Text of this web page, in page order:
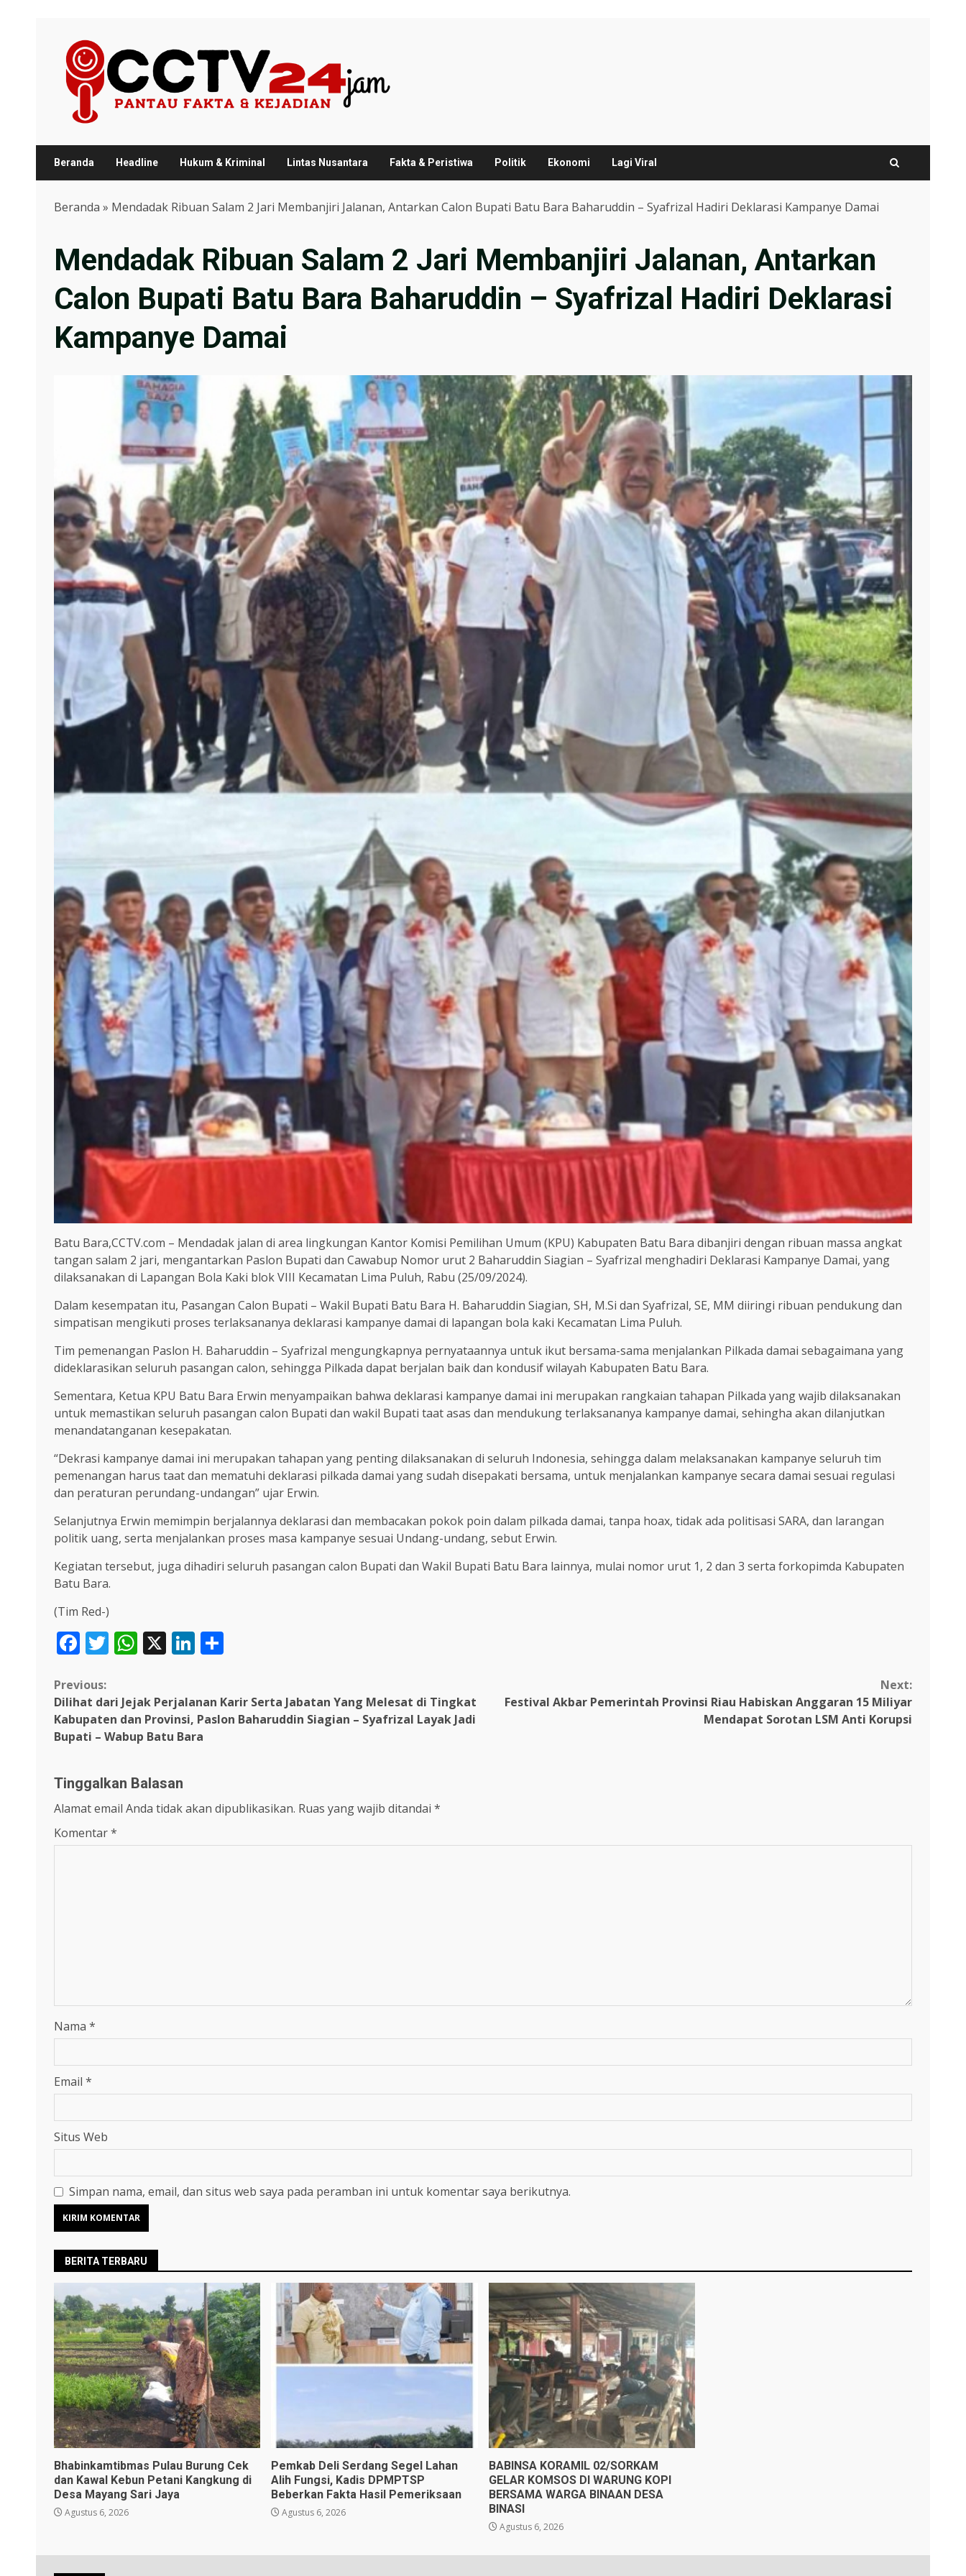
content
Beranda Headline Hukum & Kriminal Lintas Nusantara Fakta & Peristiwa Politik Ekonomi Lagi Viral
Beranda » Mendadak Ribuan Salam 2 Jari Membanjiri Jalanan, Antarkan Calon Bupati Batu Bara Baharuddin – Syafrizal Hadiri Deklarasi Kampanye Damai
Mendadak Ribuan Salam 2 Jari Membanjiri Jalanan, Antarkan
Calon Bupati Batu Bara Baharuddin – Syafrizal Hadiri Deklarasi
Kampanye Damai
Batu Bara,CCTV.com – Mendadak jalan di area lingkungan Kantor Komisi Pemilihan Umum (KPU) Kabupaten Batu Bara dibanjiri dengan ribuan massa angkat
tangan salam 2 jari, mengantarkan Paslon Bupati dan Cawabup Nomor urut 2 Baharuddin Siagian – Syafrizal menghadiri Deklarasi Kampanye Damai, yang
dilaksanakan di Lapangan Bola Kaki blok VIII Kecamatan Lima Puluh, Rabu (25/09/2024).
Dalam kesempatan itu, Pasangan Calon Bupati – Wakil Bupati Batu Bara H. Baharuddin Siagian, SH, M.Si dan Syafrizal, SE, MM diiringi ribuan pendukung dan
simpatisan mengikuti proses terlaksananya deklarasi kampanye damai di lapangan bola kaki Kecamatan Lima Puluh.
Tim pemenangan Paslon H. Baharuddin – Syafrizal mengungkapnya pernyataannya untuk ikut bersama-sama menjalankan Pilkada damai sebagaimana yang
dideklarasikan seluruh pasangan calon, sehingga Pilkada dapat berjalan baik dan kondusif wilayah Kabupaten Batu Bara.
Sementara, Ketua KPU Batu Bara Erwin menyampaikan bahwa deklarasi kampanye damai ini merupakan rangkaian tahapan Pilkada yang wajib dilaksanakan
untuk memastikan seluruh pasangan calon Bupati dan wakil Bupati taat asas dan mendukung terlaksananya kampanye damai, sehingha akan dilanjutkan
menandatanganan kesepakatan.
“Dekrasi kampanye damai ini merupakan tahapan yang penting dilaksanakan di seluruh Indonesia, sehingga dalam melaksanakan kampanye seluruh tim
pemenangan harus taat dan mematuhi deklarasi pilkada damai yang sudah disepakati bersama, untuk menjalankan kampanye secara damai sesuai regulasi
dan peraturan perundang-undangan” ujar Erwin.
Selanjutnya Erwin memimpin berjalannya deklarasi dan membacakan pokok poin dalam pilkada damai, tanpa hoax, tidak ada politisasi SARA, dan larangan
politik uang, serta menjalankan proses masa kampanye sesuai Undang-undang, sebut Erwin.
Kegiatan tersebut, juga dihadiri seluruh pasangan calon Bupati dan Wakil Bupati Batu Bara lainnya, mulai nomor urut 1, 2 dan 3 serta forkopimda Kabupaten
Batu Bara.
(Tim Red-)
Facebook
Twitter
WhatsApp
X LinkedIn
Continue
Reading
Previous:
Dilihat dari Jejak Perjalanan Karir Serta Jabatan Yang Melesat di Tingkat
Kabupaten dan Provinsi, Paslon Baharuddin Siagian – Syafrizal Layak Jadi
Bupati – Wabup Batu Bara
Next:
Festival Akbar Pemerintah Provinsi Riau Habiskan Anggaran 15 Miliyar
Mendapat Sorotan LSM Anti Korupsi
Tinggalkan Balasan
Alamat email Anda tidak akan dipublikasikan. Ruas yang wajib ditandai *
Komentar*
Nama *
Email *
Situs Web
Simpan nama, email, dan situs web saya pada peramban ini untuk komentar saya berikutnya.
BERITA TERBARU
Bhabinkamtibmas Pulau Burung Cek
dan Kawal Kebun Petani Kangkung di
Desa Mayang Sari Jaya
Agustus 6, 2026
Pemkab Deli Serdang Segel Lahan
Alih Fungsi, Kadis DPMPTSP
Beberkan Fakta Hasil Pemeriksaan
Agustus 6, 2026
BABINSA KORAMIL 02/SORKAM
GELAR KOMSOS DI WARUNG KOPI
BERSAMA WARGA BINAAN DESA
BINASI
Agustus 6, 2026